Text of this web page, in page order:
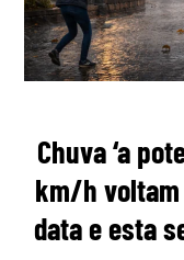
Chuva ‘a
km/h
data e esta